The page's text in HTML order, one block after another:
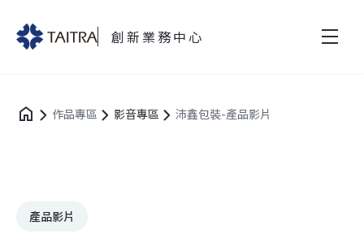
創新業務中心
作品專區 影音專區 沛鑫包裝-產品影片
產品影片